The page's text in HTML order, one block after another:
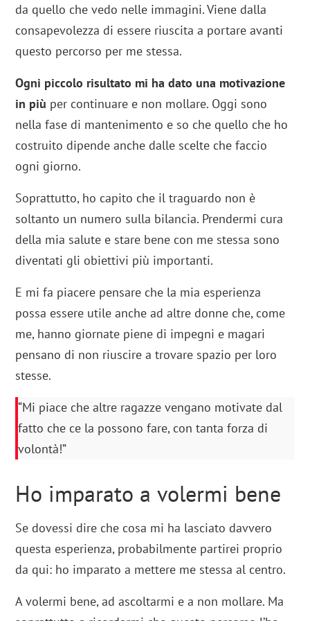
da quello che vedo nelle immagini. Viene dalla
consapevolezza di essere riuscita a portare avanti
questo percorso per me stessa.
Ogni piccolo risultato mi ha dato una motivazione
in più per continuare e non mollare. Oggi sono
nella fase di mantenimento e so che quello che ho
costruito dipende anche dalle scelte che faccio
ogni giorno.
Soprattutto, ho capito che il traguardo non è
soltanto un numero sulla bilancia. Prendermi cura
della mia salute e stare bene con me stessa sono
diventati gli obiettivi più importanti.
E mi fa piacere pensare che la mia esperienza
possa essere utile anche ad altre donne che, come
me, hanno giornate piene di impegni e magari
pensano di non riuscire a trovare spazio per loro
stesse.
“Mi piace che altre ragazze vengano motivate dal
fatto che ce la possono fare, con tanta forza di
volontà!”
Ho imparato a volermi bene
Se dovessi dire che cosa mi ha lasciato davvero
questa esperienza, probabilmente partirei proprio
da qui: ho imparato a mettere me stessa al centro.
A volermi bene, ad ascoltarmi e a non mollare. Ma